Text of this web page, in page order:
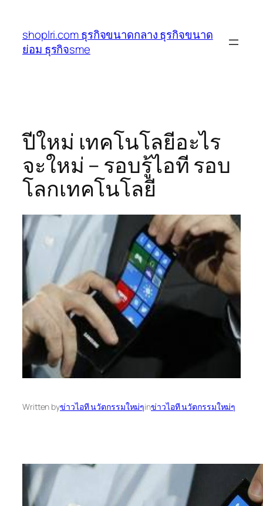
เนื้อหา
shoplri.com ธุรกิจขนาดกลาง ธุรกิจขนาด
ย่อม ธุรกิจsme
ปีใหม่ เทคโนโลยีอะไร
จะใหม่ – รอบรู้ไอที รอบ
โลกเทคโนโลยี
Written byข่าวไอที นวัตกรรมใหม่ๆinข่าวไอที นวัตกรรมใหม่ๆ